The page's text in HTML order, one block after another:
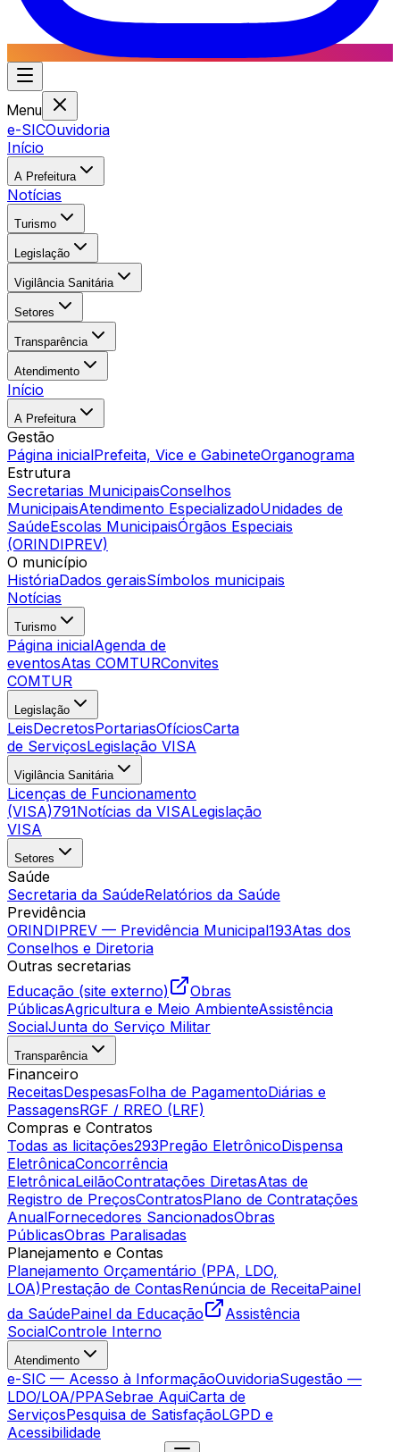
Menu
e-SICOuvidoria
Início
A Prefeitura
Notícias
Turismo
Legislação
Vigilância Sanitária
Setores
Transparência
Atendimento
Início
A Prefeitura
Gestão
Página inicialPrefeita, Vice e GabineteOrganograma
Estrutura
Secretarias MunicipaisConselhos
MunicipaisAtendimento EspecializadoUnidades de
SaúdeEscolas MunicipaisÓrgãos Especiais
(ORINDIPREV)
O município
HistóriaDados geraisSímbolos municipais
Notícias
Turismo
Página inicialAgenda de
eventosAtas COMTURConvites
COMTUR
Legislação
LeisDecretosPortariasOfíciosCarta
de ServiçosLegislação VISA
Vigilância Sanitária
Licenças de Funcionamento
(VISA)791Notícias da VISALegislação
VISA
Setores
Saúde
Secretaria da SaúdeRelatórios da Saúde
Previdência
ORINDIPREV — Previdência Municipal193Atas dos
Conselhos e Diretoria
Outras secretarias
Educação (site externo)
Obras
PúblicasAgricultura e Meio AmbienteAssistência
SocialJunta do Serviço Militar
Transparência
Financeiro
ReceitasDespesasFolha de PagamentoDiárias e
PassagensRGF / RREO (LRF)
Compras e Contratos
Todas as licitações293Pregão EletrônicoDispensa
EletrônicaConcorrência
EletrônicaLeilãoContratações DiretasAtas de
Registro de PreçosContratosPlano de Contratações
AnualFornecedores SancionadosObras
PúblicasObras Paralisadas
Planejamento e Contas
Planejamento Orçamentário (PPA, LDO,
LOA)Prestação de ContasRenúncia de ReceitaPainel
da SaúdePainel da Educação
Assistência
SocialControle Interno
Atendimento
e-SIC — Acesso à InformaçãoOuvidoriaSugestão —
LDO/LOA/PPASebrae AquiCarta de
ServiçosPesquisa de SatisfaçãoLGPD e
Acessibilidade